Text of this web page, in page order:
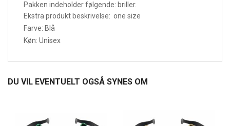
Pakken indeholder følgende: briller.
Ekstra produkt beskrivelse: one size
Farve: Blå
Køn: Unisex
DU VIL EVENTUELT OGSÅ SYNES OM